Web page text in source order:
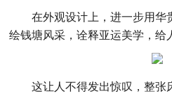
在外观设计上，进一步用华
绘钱塘风采，诠释亚运美学，给
这让人不得发出惊叹，整张